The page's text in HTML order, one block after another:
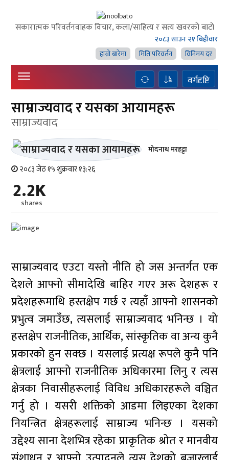
सकारात्मक परिवर्तनवाहक विचार, कला/साहित्य र सत्य खवरको बाटाे
२०८३ साउन २१ बिहीवार
हाम्राे बारेमा
मिति परिवर्तन विनिमय दर
वर्गदृष्टि
साम्राज्यवाद र यसका आयामहरू
साम्राज्यवाद
मोदनाथ मरहट्टा
२०८३ जेठ १५ शुक्रवार १३:२६
2.2K
shares
साम्राज्यवाद एउटा यस्तो नीति हो जस अन्तर्गत एक
देशले आफ्नो सीमादेखि बाहिर गएर अरू देशहरू र
प्रदेशहरूमाथि हस्तक्षेप गर्छ र त्यहाँ आफ्नो शासनको
प्रभुत्व जमाउँछ, त्यसलाई साम्राज्यवाद भनिन्छ । यो
हस्तक्षेप राजनीतिक, आर्थिक, सांस्कृतिक वा अन्य कुनै
प्रकारको हुन सक्छ । यसलाई प्रत्यक्ष रूपले कुनै पनि
क्षेत्रलाई आफ्नो राजनीतिक अधिकारमा लिनु र त्यस
क्षेत्रका निवासीहरूलाई विविध अधिकारहरूले वञ्चित
गर्नु हो । यसरी शक्तिको आडमा लिइएका देशका
नियन्त्रित क्षेत्रहरूलाई साम्राज्य भनिन्छ । यसको
उद्देश्य साना देशभित्र रहेका प्राकृतिक श्रोत र मानवीय